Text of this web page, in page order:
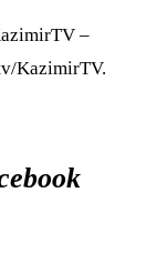
–
KazimirTV.